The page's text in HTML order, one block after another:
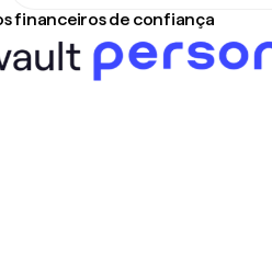
financeiros de confiança